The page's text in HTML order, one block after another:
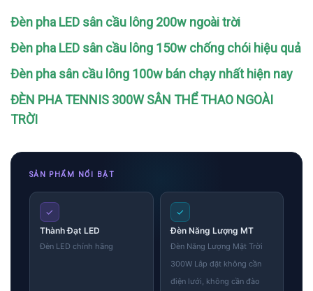
Đèn pha LED sân cầu lông 200w ngoài trời
Đèn pha LED sân cầu lông 150w chống chói hiệu quả
Đèn pha sân cầu lông 100w bán chạy nhất hiện nay
ĐÈN PHA TENNIS 300W SÂN THỂ THAO NGOÀI
TRỜI
SẢN PHẨM NỔI BẬT
✓
Thành Đạt LED
Đèn LED chính hãng
✓
Đèn Năng Lượng MT
Đèn Năng Lượng Mặt Trời
300W Lắp đặt không cần
điện lưới, không cần đào